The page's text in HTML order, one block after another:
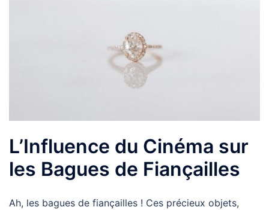
L’Influence du Cinéma sur
les Bagues de Fiançailles
Ah, les bagues de fiançailles ! Ces précieux objets,